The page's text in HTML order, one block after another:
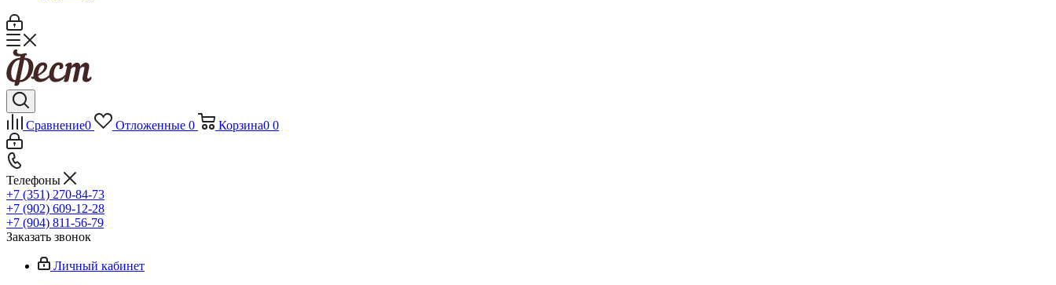
Сравнение0 Отложенные 0 Корзина0 0
Телефоны
+7 (351) 270-84-73
+7 (902) 609-12-28
+7 (904) 811-56-79
Заказать звонок
Личный кабинет